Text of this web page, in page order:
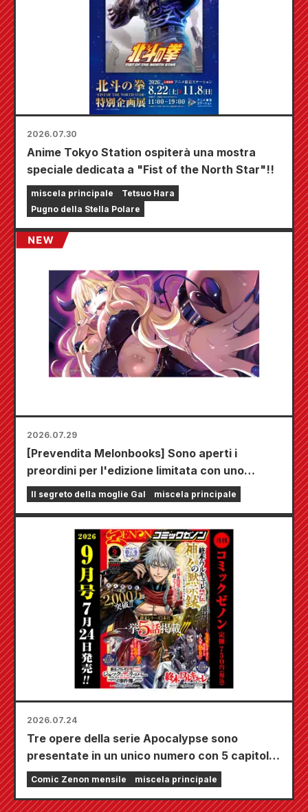
2026.07.30
Anime Tokyo Station ospiterà una mostra
speciale dedicata a "Fist of the North Star"!!
miscela principale
Tetsuo Hara
Pugno della Stella Polare
2026.07.29
[Prevendita Melonbooks] Sono aperti i
preordini per l'edizione limitata con uno
speciale tappetino da gioco che raffigura una
splendida illustrazione di Fuyuki Tojo
Secret of the Gal Bride" uscirà il 20 ottobre!
Il segreto della moglie Gal miscela principale
2026.07.24
Tre opere della serie Apocalypse sono
presentate in un unico numero con 5 capitoli!!
Il numero di settembre 2026 di "Monthly
Comic Zenon" sarà in vendita dal 24 luglio!!
Comic Zenon mensile miscela principale